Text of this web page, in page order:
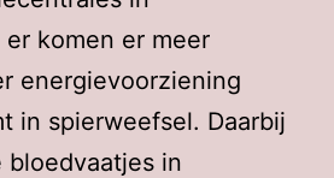
komen er meer
energievoorziening
in spierweefsel. Daarbij
bloedvaatjes in